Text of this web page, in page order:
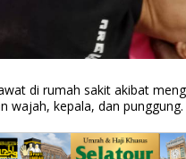
di rumah sakit akibat
wajah, kepala, dan punggung.